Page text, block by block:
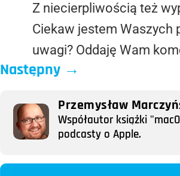
Z niecierpliwością też
Ciekaw jestem Waszych
uwagi? Oddaję Wam
Następny →
Przemysław
Współautor książki
podcasty o Apple.